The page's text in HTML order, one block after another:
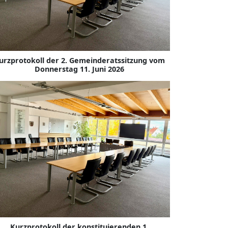
der 2. Gemeinderatssitzung vom
Donnerstag 11. Juni 2026